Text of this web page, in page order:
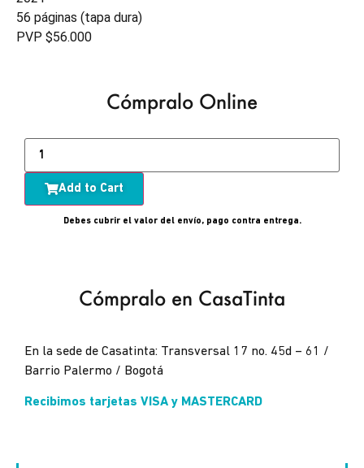
56 páginas (tapa dura)
PVP $56.000
Cómpralo Online
Add to Cart
Debes cubrir el valor del envío, pago contra entrega.
Cómpralo en CasaTinta
En la sede de Casatinta: Transversal 17 no. 45d – 61 /
Barrio Palermo / Bogotá
Recibimos tarjetas VISA y MASTERCARD